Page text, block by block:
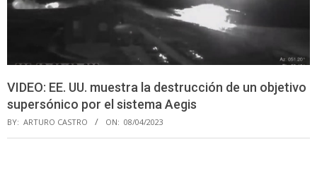
VIDEO: EE. UU. muestra la destrucción de un objetivo
supersónico por el sistema Aegis
BY: ARTURO CASTRO ON: 08/04/2023